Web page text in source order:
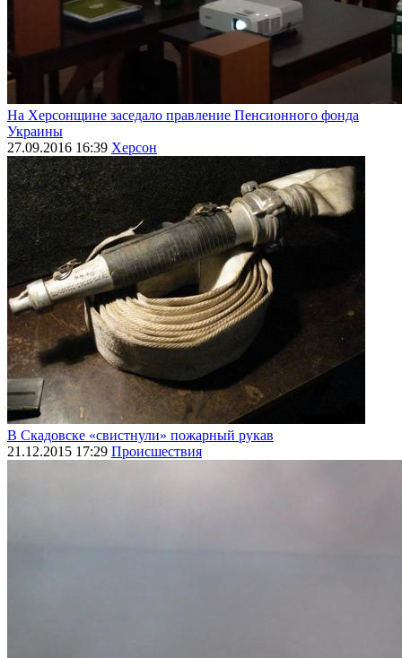
На Херсонщине заседало правление Пенсионного фонда
Украины
27.09.2016 16:39 Херсон
В Скадовске «свистнули» пожарный рукав
21.12.2015 17:29 Происшествия